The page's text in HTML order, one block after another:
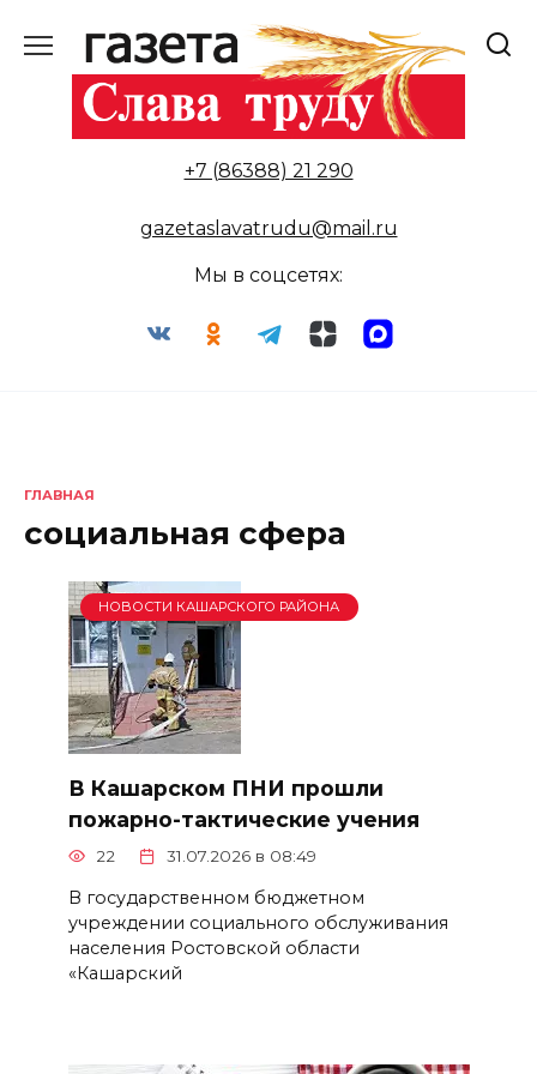
содержанию
+7 (86388) 21 290
gazetaslavatrudu@mail.ru
Мы в соцсетях:
ГЛАВНАЯ
социальная сфера
НОВОСТИ КАШАРСКОГО РАЙОНА
В Кашарском ПНИ прошли
пожарно-тактические учения
22 31.07.2026 в 08:49
В государственном бюджетном
учреждении социального обслуживания
населения Ростовской области
«Кашарский